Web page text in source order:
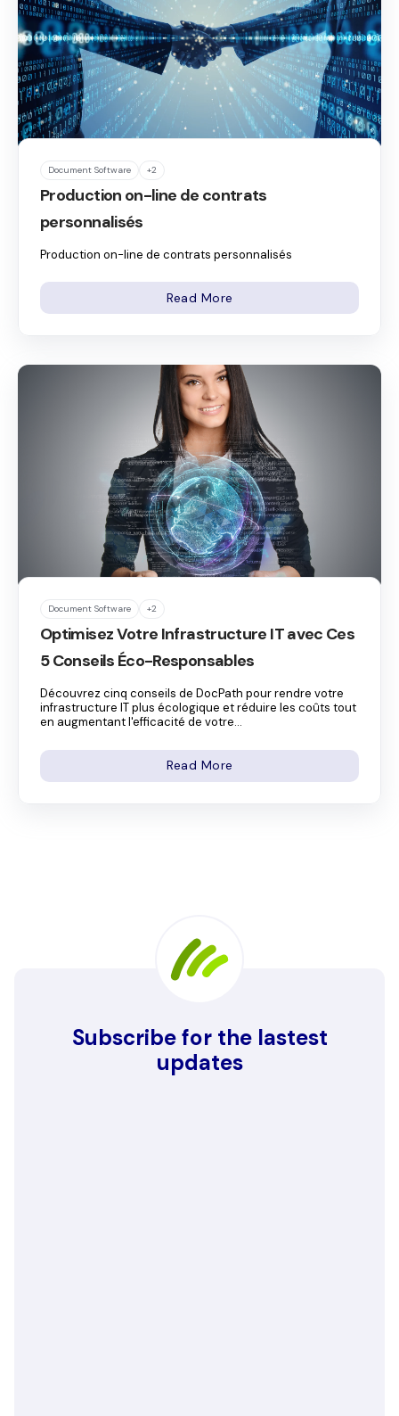
Document Software +2
Production on-line de contrats
personnalisés
Production on-line de contrats personnalisés
Read More
Document Software +2
Optimisez Votre Infrastructure IT avec Ces
5 Conseils Éco-Responsables
Découvrez cinq conseils de DocPath pour rendre votre
infrastructure IT plus écologique et réduire les coûts tout
en augmentant l'efficacité de votre...
Read More
Subscribe for the lastest
updates